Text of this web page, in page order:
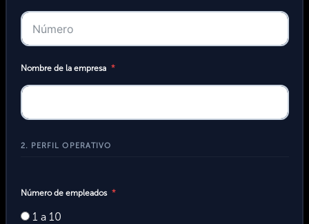
Nombre de la empresa
2. PERFIL OPERATIVO
Número de empleados
1 a 10